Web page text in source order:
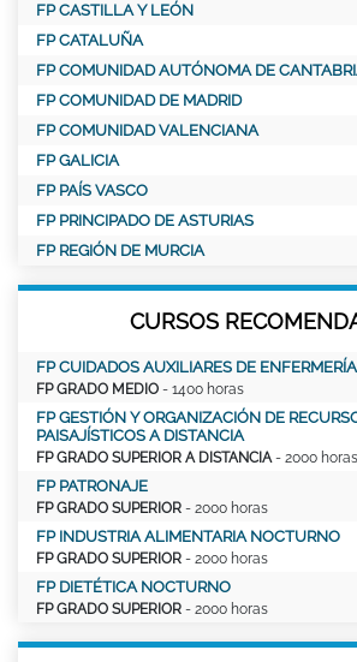
FP CASTILLA Y LEÓN
FP CATALUÑA
FP COMUNIDAD AUTÓNOMA DE
FP COMUNIDAD DE MADRID
FP COMUNIDAD VALENCIANA
FP GALICIA
FP PAÍS VASCO
FP PRINCIPADO DE ASTURIAS
FP REGIÓN DE MURCIA
CURSOS
FP CUIDADOS AUXILIARES DE ENFERMERÍA
FP GRADO MEDIO - 1400 horas
FP GESTIÓN Y ORGANIZACIÓN DE
PAISAJÍSTICOS A DISTANCIA
FP GRADO SUPERIOR A DISTANCIA- 2000 horas
FP PATRONAJE
FP GRADO SUPERIOR - 2000 horas
FP INDUSTRIA ALIMENTARIA NOCTURNO
FP GRADO SUPERIOR - 2000 horas
FP DIETÉTICA NOCTURNO
FP GRADO SUPERIOR - 2000 horas